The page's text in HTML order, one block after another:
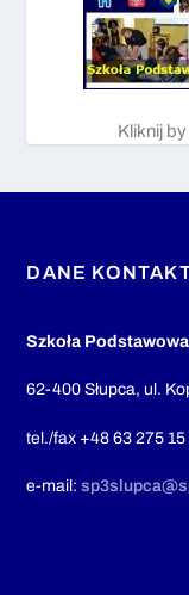
Kliknij
DANE
Szkoła
62-400 Słupca, ul.
tel./fax +48 63 275 15
e-mail: